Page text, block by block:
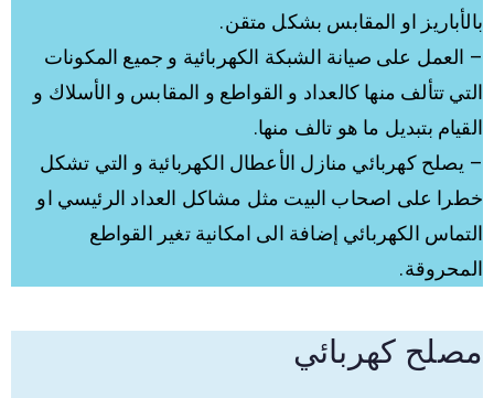
بالأباريز او المقابس بشكل متقن.
– العمل على صيانة الشبكة الكهربائية و جميع المكونات
التي تتألف منها كالعداد و القواطع و المقابس و الأسلاك و
القيام بتبديل ما هو تالف منها.
– يصلح كهربائي منازل الأعطال الكهربائية و التي تشكل
خطرا على اصحاب البيت مثل مشاكل العداد الرئيسي او
التماس الكهربائي إضافة الى امكانية تغير القواطع
المحروقة.
مصلح كهربائي